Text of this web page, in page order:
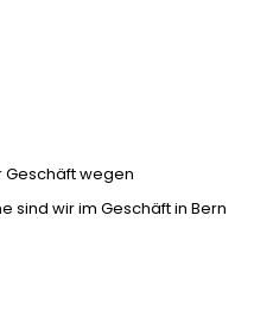
Geschäft wegen
sind wir im Geschäft in Bern